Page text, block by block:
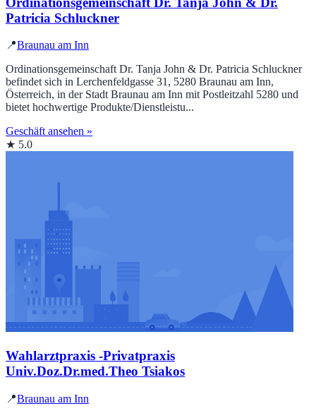
Patricia Schluckner
📍Braunau am Inn
Ordinationsgemeinschaft Dr. Tanja John & Dr. Patricia Schluckner
befindet sich in Lerchenfeldgasse 31, 5280 Braunau am Inn,
Österreich, in der Stadt Braunau am Inn mit Postleitzahl 5280 und
bietet hochwertige Produkte/Dienstleistu...
Geschäft ansehen »
★ 5.0
Wahlarztpraxis -Privatpraxis
Univ.Doz.Dr.med.Theo Tsiakos
📍Braunau am Inn